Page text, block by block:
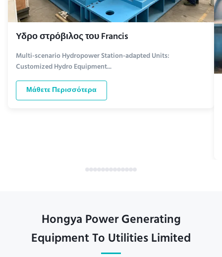
Υδρο στρόβιλος του Francis
Multi-scenario Hydropower Station-adapted Units:
Customized Hydro Equipment...
Μάθετε Περισσότερα
Hongya Power Generating
Equipment To Utilities Limited